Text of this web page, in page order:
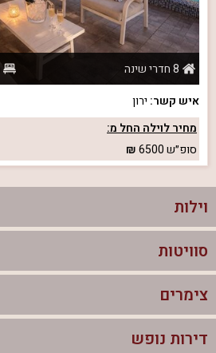
8 חדרי שינה
איש קשר: ירון
מחיר לוילה החל מ:
סופ״ש6500
וילות
וילות בצפון
וילות להשכרה
סוויטות
סוויטות בצפון
צימרים לזוגות עם בריכה פרטית
צימרים
צימרים בצפון
דירות נופש